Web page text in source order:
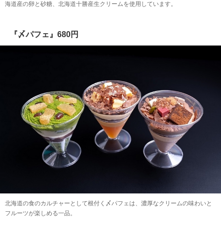
海道産の卵と砂糖、北海道十勝産生クリームを使用しています。
『〆パフェ』680円
北海道の食のカルチャーとして根付く〆パフェは、濃厚なクリームの味わいと
フルーツが楽しめる一品。